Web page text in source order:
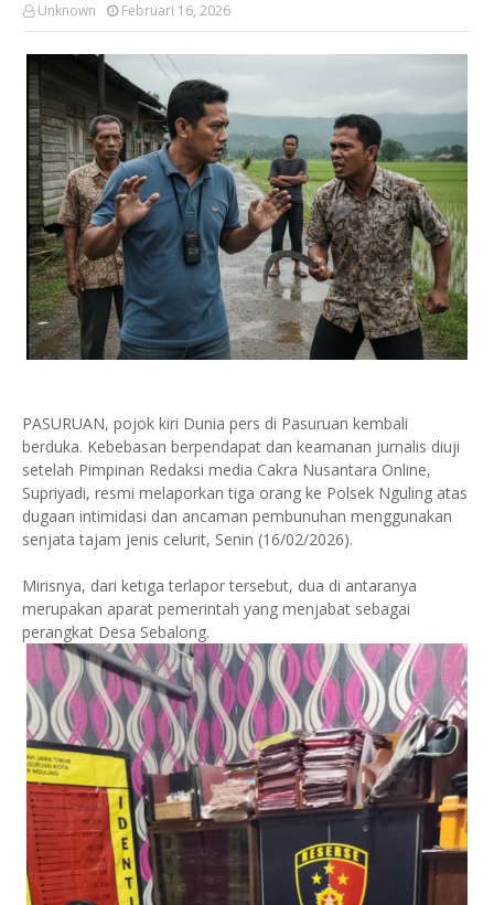
Unknown Februari 16, 2026
PASURUAN, pojok kiri Dunia pers di Pasuruan kembali
berduka. Kebebasan berpendapat dan keamanan jurnalis diuji
setelah Pimpinan Redaksi media Cakra Nusantara Online,
Supriyadi, resmi melaporkan tiga orang ke Polsek Nguling atas
dugaan intimidasi dan ancaman pembunuhan menggunakan
senjata tajam jenis celurit, Senin (16/02/2026).
Mirisnya, dari ketiga terlapor tersebut, dua di antaranya
merupakan aparat pemerintah yang menjabat sebagai
perangkat Desa Sebalong.